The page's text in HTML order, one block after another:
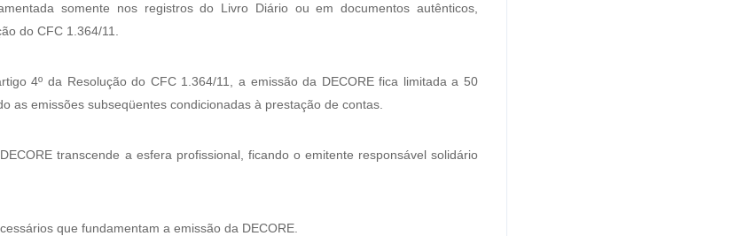
somente nos registros do Livro Diário ou em documentos autênticos,
do CFC 1.364/11.
4º da Resolução do CFC 1.364/11, a emissão da DECORE fica limitada a 50
as emissões subseqüentes condicionadas à prestação de contas.
transcende a esfera profissional, ficando o emitente responsável solidário
que fundamentam a emissão da DECORE.